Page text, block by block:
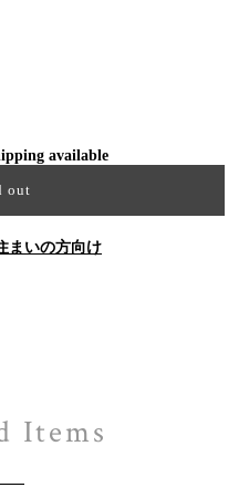
available
out
まいの方向け
Items